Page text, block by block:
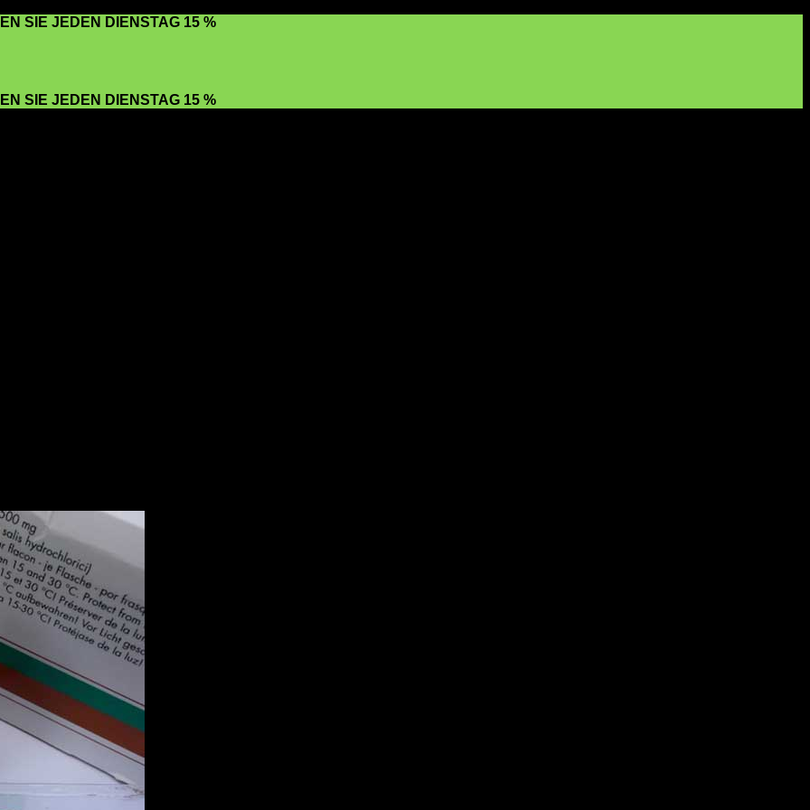
SIE JEDEN DIENSTAG 15 %
SIE JEDEN DIENSTAG 15 %